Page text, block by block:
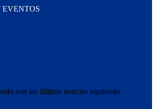
EVENTOS
con las últimas noticias siguiendo